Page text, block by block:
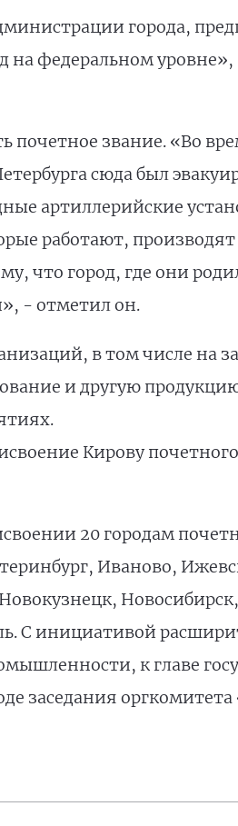
города,
на федеральном уровне»,
почетное звание. «Во
сюда был
артиллерийские
работают,
что город, где они
- отметил он.
в том числе на
и другую
Кирову
20 городам
Иваново,
С инициативой
к главе
заседания оргкомитета